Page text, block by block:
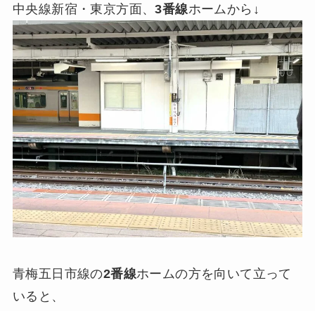
中央線新宿・東京方面、3番線ホームから↓
青梅五日市線の2番線ホームの方を向いて立って
いると、